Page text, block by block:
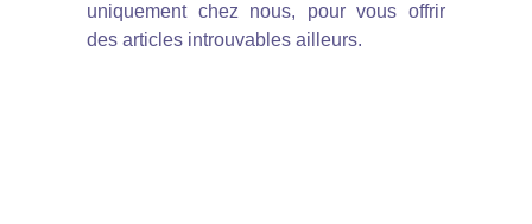
uniquement chez nous, pour vous offrir
des articles introuvables ailleurs.